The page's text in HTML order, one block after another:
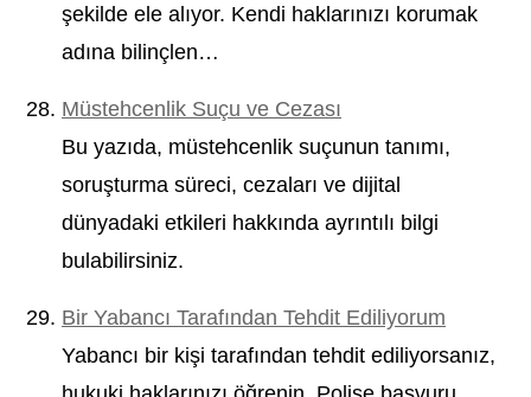
şekilde ele alıyor. Kendi haklarınızı korumak
adına bilinçlen…
Müstehcenlik Suçu ve Cezası
Bu yazıda, müstehcenlik suçunun tanımı,
soruşturma süreci, cezaları ve dijital
dünyadaki etkileri hakkında ayrıntılı bilgi
bulabilirsiniz.
Bir Yabancı Tarafından Tehdit Ediliyorum
Yabancı bir kişi tarafından tehdit ediliyorsanız,